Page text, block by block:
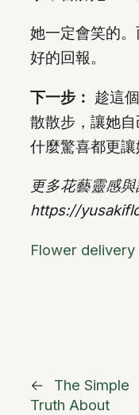
她一定會笑的
好的回報。
下一步： 趁這
散散步，讓她
什麼驚喜都更讓
更多花藝靈感
https://
Flower delivery
←
The Simple
Truth About